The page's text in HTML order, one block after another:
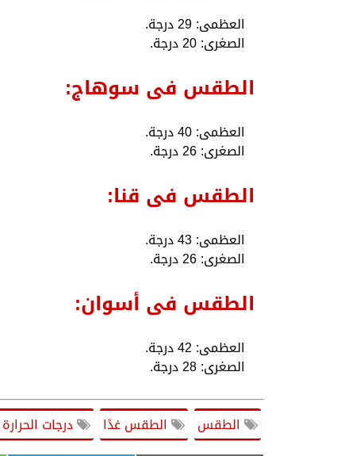
العظمى: 29 درجة.
الصغرى: 20 درجة.
الطقس فى سوهاج:
العظمى: 40 درجة.
الصغرى: 26 درجة.
الطقس فى قنا:
العظمى: 43 درجة.
الصغرى: 26 درجة.
الطقس فى أسوان:
العظمى: 42 درجة.
الصغرى: 28 درجة.
الطقس الطقس غدًا درجات